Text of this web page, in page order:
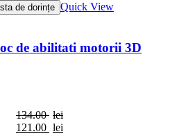
de dorințe Quick View
de abilitati motorii 3D
134.00 lei
Prețul
121.00 lei